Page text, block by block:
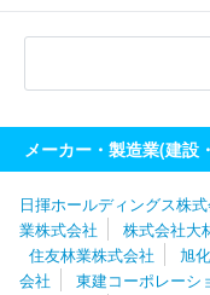
メーカー・製造業(建設
日揮ホールディングス株
業株式会社
株式会社大
住友林業株式会社
旭
会社
東建コーポレーシ